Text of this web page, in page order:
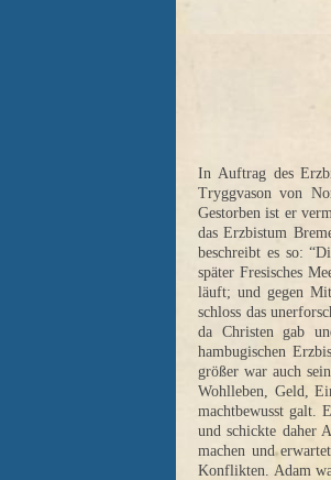
In Auftrag des
Tryggvason von
Gestorben ist er
das Erzbistum
beschreibt es so:
später Fresisches
läuft; und gegen
schloss das
da Christen gab
hambugischen
größer war auch
Wohlleben, Geld,
machtbewusst galt.
und schickte daher
machen und
Konflikten. Adam